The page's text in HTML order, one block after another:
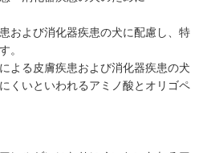
および消化器疾患の犬に配慮し、特
。
よる皮膚疾患および消化器疾患の犬
くいといわれるアミノ酸とオリゴペ